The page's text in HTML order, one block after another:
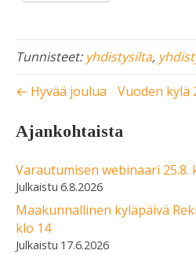
Tunnisteet: yhdistysilta,
← Hyvää joulua
Vuoden kylä
Ajankohtaista
Varautumisen webinaari 25.8.
6.8.2026
Maakunnallinen kyläpäivä
klo 14
17.6.2026